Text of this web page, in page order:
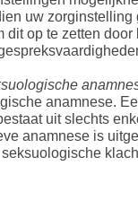
uw
dit op te zetten
anamnese.
uit slechts
anamnese is